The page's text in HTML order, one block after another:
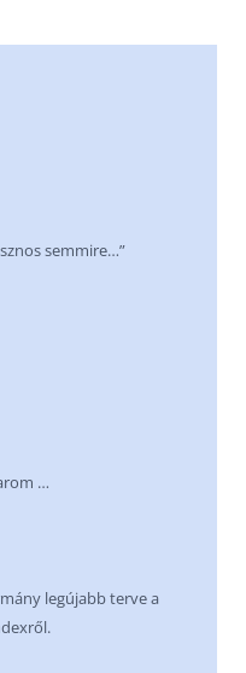
semmire…”
…
legújabb terve a